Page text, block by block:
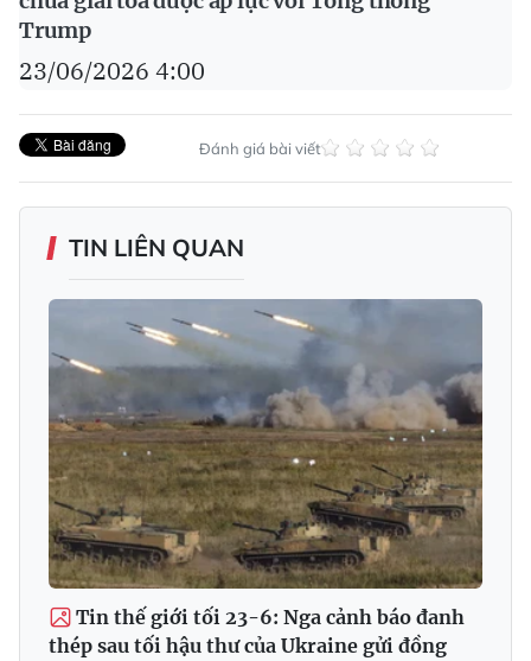
Trump
23/06/2026 4:00
Đánh giá bài viết
TIN LIÊN QUAN
Tin thế giới tối 23-6: Nga cảnh báo đanh
thép sau tối hậu thư của Ukraine gửi đồng